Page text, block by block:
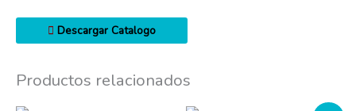
Descargar Catalogo
Productos relacionados